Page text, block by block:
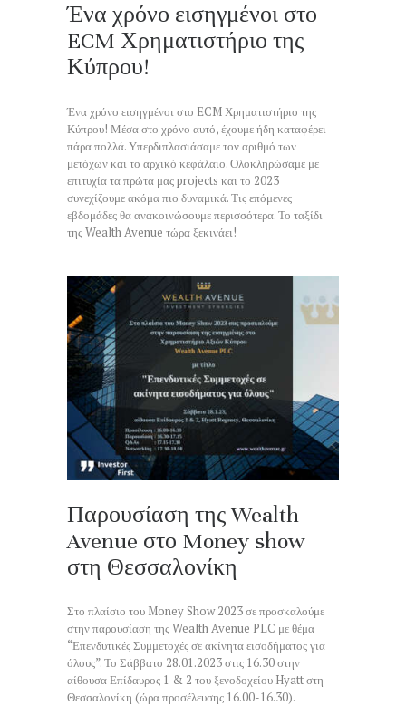
Ένα χρόνο εισηγμένοι στο
ECM Χρηματιστήριο της
Κύπρου!
Ένα χρόνο εισηγμένοι στο ECM Χρηματιστήριο της
Κύπρου! Μέσα στο χρόνο αυτό, έχουμε ήδη καταφέρει
πάρα πολλά. Υπερδιπλασιάσαμε τον αριθμό των
μετόχων και το αρχικό κεφάλαιο. Ολοκληρώσαμε με
επιτυχία τα πρώτα μας projects και το 2023
συνεχίζουμε ακόμα πιο δυναμικά. Τις επόμενες
εβδομάδες θα ανακοινώσουμε περισσότερα. Το ταξίδι
της Wealth Avenue τώρα ξεκινάει!
Παρουσίαση της Wealth
Avenue στο Money show
στη Θεσσαλονίκη
Στο πλαίσιο του Money Show 2023 σε προσκαλούμε
στην παρουσίαση της Wealth Avenue PLC με θέμα
“Επενδυτικές Συμμετοχές σε ακίνητα εισοδήματος για
όλους”. Το Σάββατο 28.01.2023 στις 16.30 στην
αίθουσα Επίδαυρος 1 & 2 του ξενοδοχείου Hyatt στη
Θεσσαλονίκη (ώρα προσέλευσης 16.00-16.30).